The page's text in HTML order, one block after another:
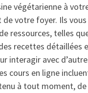
végétarienne à
votre foyer. Ils
ressources, telles
recettes détaillées
interagir avec
cours en ligne
à tout moment,